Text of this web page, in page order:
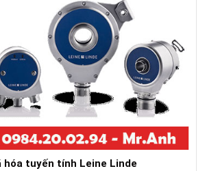
hóa tuyến tính Leine Linde